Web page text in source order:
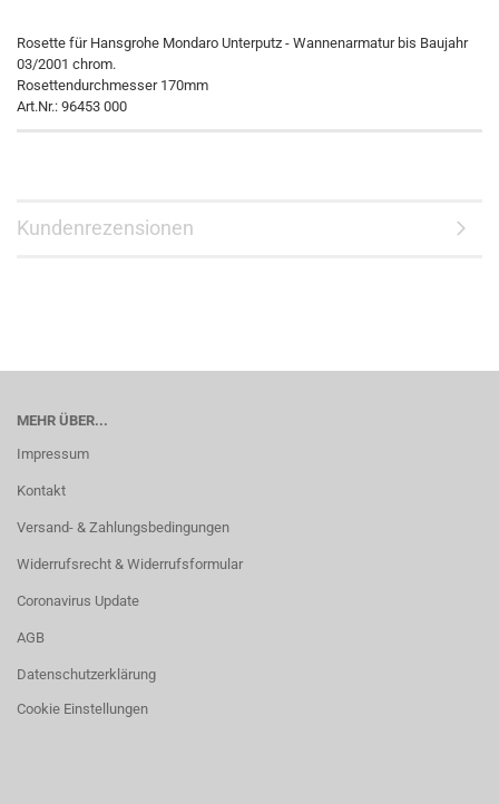
Rosette für Hansgrohe Mondaro Unterputz - Wannenarmatur bis Baujahr
03/2001 chrom.
Rosettendurchmesser 170mm
Art.Nr.: 96453 000
Kundenrezensionen
MEHR ÜBER...
Impressum
Kontakt
Versand- & Zahlungsbedingungen
Widerrufsrecht & Widerrufsformular
Coronavirus Update
AGB
Datenschutzerklärung
Cookie Einstellungen